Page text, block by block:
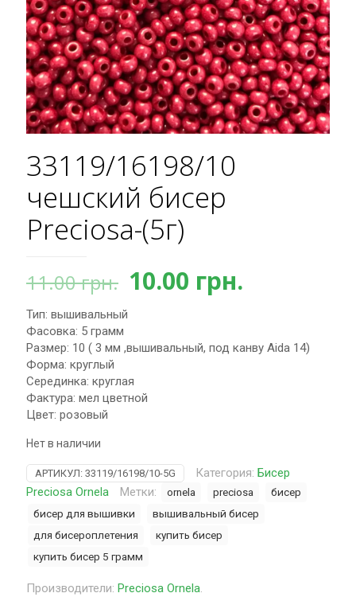
33119/16198/10
чешский бисер
Preciosa-(5г)
11.00грн. Первоначальная
11.00 грн..
10.00 грн.
Тип: вышивальный
Фасовка: 5 грамм
Размер: 10 ( 3 мм ,вышивальный, под канву Aida 14)
Форма: круглый
Серединка: круглая
Фактура: мел цветной
Цвет: розовый
Нет в наличии
АРТИКУЛ: 33119/16198/10-5G Категория: Бисер
Preciosa Ornela
Метки: ornela preciosa
бисер
бисер для вышивки
вышивальный бисер
для бисероплетения
купить бисер
купить бисер 5 грамм
Производители: Preciosa Ornela.